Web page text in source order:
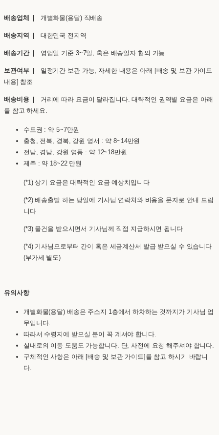
배송업체 | 개별화물(용달) 직배송
배송지역 | 대한민국 전지역
배송기간 | 영업일 기준 3~7일, 혹은 배송일자 협의 가능
보관여부 | 일정기간 보관 가능, 자세한 내용은 아래 [배송 및 보관 가이드
내용] 참조
배송비용 | 거리에 따라 요금이 달라집니다. 대략적인 권역별 요금은 아래
를 참고 하세요.
수도권 : 약 5~7만원
충청, 전북, 경북, 강원 영서 : 약 8~14만원
전남, 경남, 강원 영동 : 약 12~18만원
제주 : 약 18~22 만원
(*1) 상기 요금은 대략적인 요금 예상치입니다
(*2) 배송출발 하는 당일에 기사님 연락처와 비용을 문자로 안내 드립
니다
(*3) 물건을 받으시면서 기사님께 직접 지급하시면 됩니다
(*4) 기사님으로부터 간이 혹은 세금계산서 발급 받으실 수 있습니다
(부가세 별도)
유의사항
개별화물(용달) 배송은 주소지 1층에서 하차하는 것까지가 기사님 업
무입니다.
따라서 수령지에 받으실 분이 꼭 계셔야 합니다.
실내로의 이동 도움도 가능합니다. 단, 사전에 요청 해주셔야 합니다.
구체적인 사항은 아래 [배송 및 보관 가이드]를 참고 하시기 바랍니
다.